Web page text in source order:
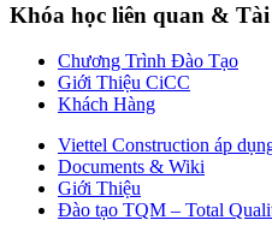
Khóa học liên quan &
Chương Trình Đào Tạo
Giới Thiệu CiCC
Khách Hàng
Viettel Construction áp
Documents & Wiki
Giới Thiệu
Đào tạo TQM – Total